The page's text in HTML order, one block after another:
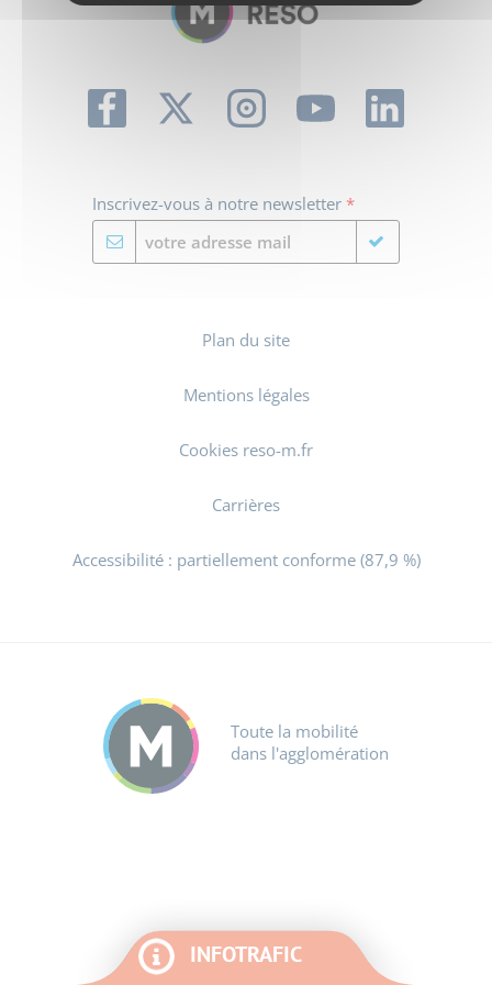
INFOTRAFIC
Inscrivez-vous à notre newsletter *
Plan du site
Mentions légales
Cookies reso-m.fr
Carrières
Accessibilité : partiellement conforme (87,9 %)
Toute la mobilité
dans l'agglomération